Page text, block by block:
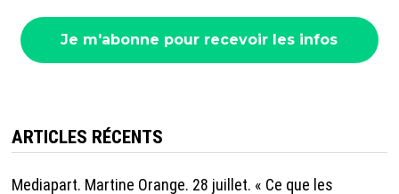
ARTICLES RÉCENTS
Mediapart. Martine Orange. 28 juillet. « Ce que les